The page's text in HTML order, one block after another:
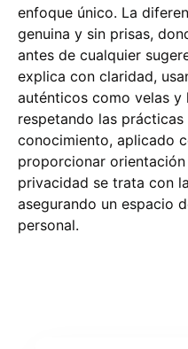
enfoque único. La
genuina y sin prisas,
antes de cualquier
explica con claridad,
auténticos como velas y
respetando las prácticas
conocimiento, aplicado
proporcionar
privacidad se trata con
asegurando un espacio
personal.